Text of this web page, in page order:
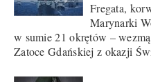
Fregata,
Marynarki
w sumie 21 okrętów –
Zatoce Gdańskiej z okazji